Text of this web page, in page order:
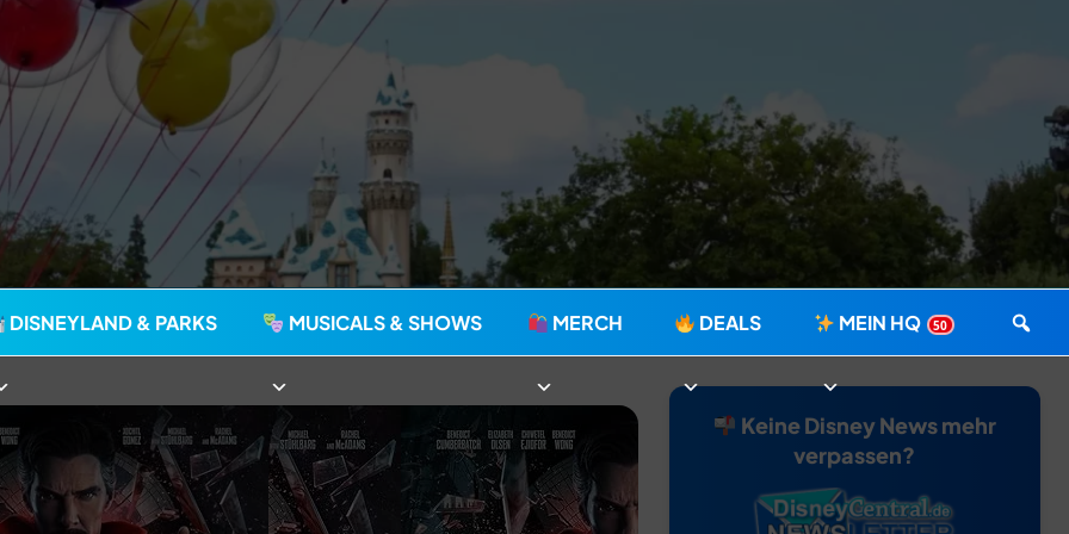
seit 2006
DISNEYLAND & PARKS MUSICALS & SHOWS MERCH DEALS MEIN HQ 50
Keine Disney News mehr
verpassen?